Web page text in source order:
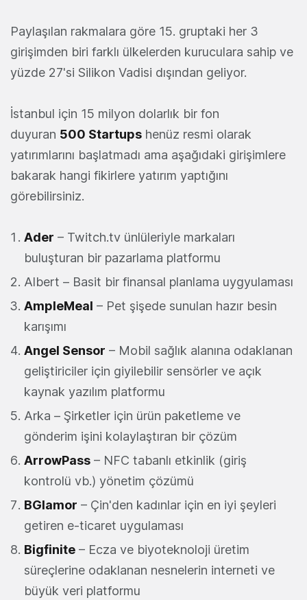
Paylaşılan rakmalara göre 15. gruptaki her 3
girişimden biri farklı ülkelerden kuruculara sahip ve
yüzde 27'si Silikon Vadisi dışından geliyor.
İstanbul için 15 milyon dolarlık bir fon
duyuran 500 Startups henüz resmi olarak
yatırımlarını başlatmadı ama aşağıdaki girişimlere
bakarak hangi fikirlere yatırım yaptığını
görebilirsiniz.
Ader – Twitch.tv ünlüleriyle markaları
buluşturan bir pazarlama platformu
Albert – Basit bir finansal planlama uygyulaması
AmpleMeal – Pet şişede sunulan hazır besin
karışımı
Angel Sensor – Mobil sağlık alanına odaklanan
geliştiriciler için giyilebilir sensörler ve açık
kaynak yazılım platformu
Arka – Şirketler için ürün paketleme ve
gönderim işini kolaylaştıran bir çözüm
ArrowPass – NFC tabanlı etkinlik (giriş
kontrolü vb.) yönetim çözümü
BGlamor – Çin'den kadınlar için en iyi şeyleri
getiren e-ticaret uygulaması
Bigfinite – Ecza ve biyoteknoloji üretim
süreçlerine odaklanan nesnelerin interneti ve
büyük veri platformu